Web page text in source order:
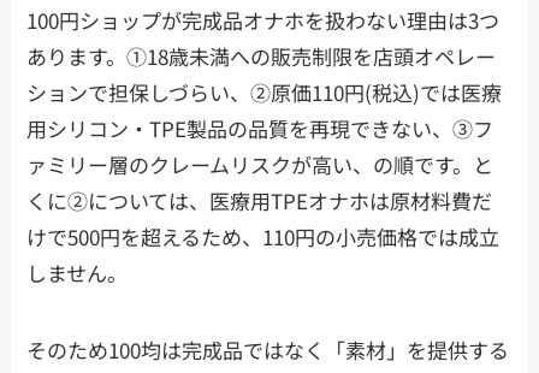
100円ショップが完成品オナホを扱わない理由は3つ
あります。①18歳未満への販売制限を店頭オペレー
ションで担保しづらい、②原価110円(税込)では医療
用シリコン・TPE製品の品質を再現できない、③フ
ァミリー層のクレームリスクが高い、の順です。と
くに②については、医療用TPEオナホは原材料費だ
けで500円を超えるため、110円の小売価格では成立
しません。
そのため100均は完成品ではなく「素材」を提供する